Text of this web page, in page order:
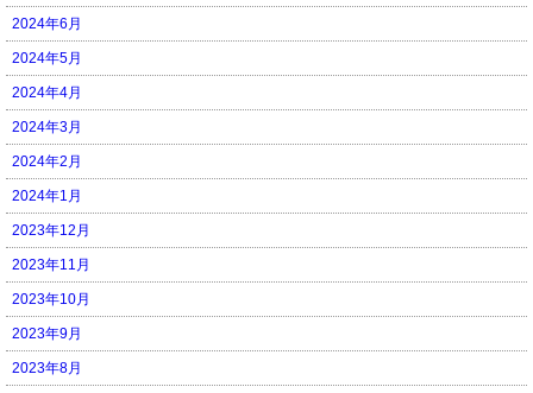
2024年6月
2024年5月
2024年4月
2024年3月
2024年2月
2024年1月
2023年12月
2023年11月
2023年10月
2023年9月
2023年8月